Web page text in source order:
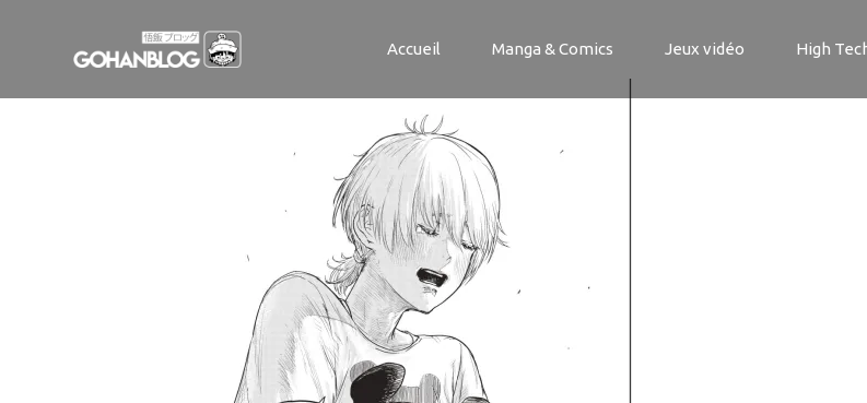
Accueil Manga & Comics Jeux vidéo High
AnneauGyges1_Planche2